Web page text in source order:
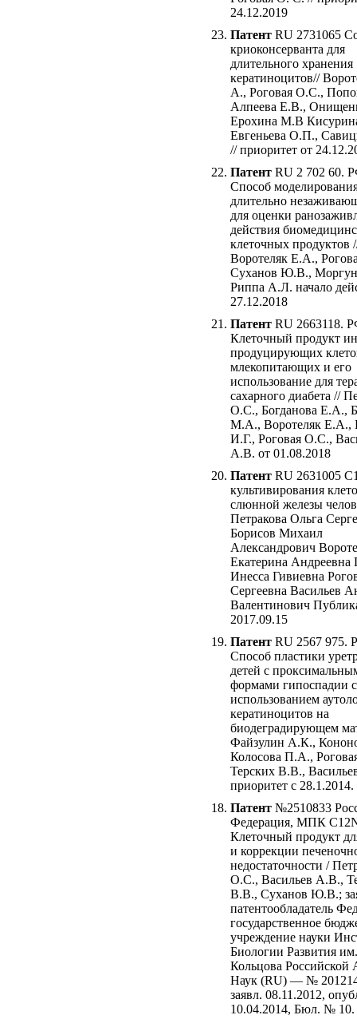
24.12.2019
Патент RU 2731065
криоконсерванта для
длительного хранения
кератиноцитов//
А., Роговая О.С.,
Алпеева Е.В.,
Ерохина М.В
Евгеньева О.П.,
// приоритет от
Патент RU 2 702 60.
Способ
длительно
для оценки
действия
клеточных продуктов
Воротеляк Е.А.,
Суханов Ю.В.,
Риппа А.Л. начало
27.12.2018
Патент RU 2663118.
Клеточный продукт
продуцирующих
млекопитающих и его
использование для
сахарного диабета //
О.С., Богданова Е.А.,
М.А., Воротеляк Е.А.,
И.Г., Роговая О.С.,
А.В. от 01.08.2018
Патент RU 2631005
культивирования
слюнной железы
Петракова Ольга
Борисов Михаил
Александрович
Екатерина Андреевна
Инесса Гивиевна
Сергеевна Васильев
Валентинович
2017.09.15
Патент RU 2567 975.
Способ пластики
детей с
формами гипоспадии с
использованием
кератиноцитов на
биодеградирующем
Файзулин А.К.,
Колосова П.А.,
Терских В.В.,
приоритет с 28.1.2014.
Патент №2510833
Федерация, МПК
Клеточный продукт
и коррекции
недостаточности /
О.С., Васильев А.В.,
В.В., Суханов Ю.В.;
патентообладатель
государственное
учреждение науки
Биологии Развития
Кольцова Российской
Наук (RU) — №
заявл. 08.11.2012,
10.04.2014, Бюл. № 10.